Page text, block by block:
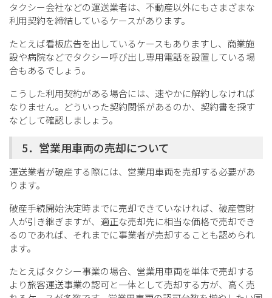
タクシー会社などの運送業者は、不動産以外にもさまざまな
利用契約を締結しているケースがあります。
たとえば看板広告を出しているケースもありますし、商業施
設や病院などでタクシー呼び出し専用電話を設置している場
合もあるでしょう。
こうした利用契約がある場合には、速やかに解約しなければ
なりません。どういった契約関係があるのか、契約書を探す
などして確認しましょう。
5．営業用車両の売却について
運送業者が破産する際には、営業用車両を売却する必要があ
ります。
破産手続開始決定時までに売却できていなければ、破産管財
人が引き継ぎますが、適正な売却先に相当な価格で売却でき
るのであれば、それまでに事業者が売却することも認められ
ます。
たとえばタクシー事業の場合、営業用車両を単体で売却する
より旅客運送事業の認可と一体として売却する方が、高く売